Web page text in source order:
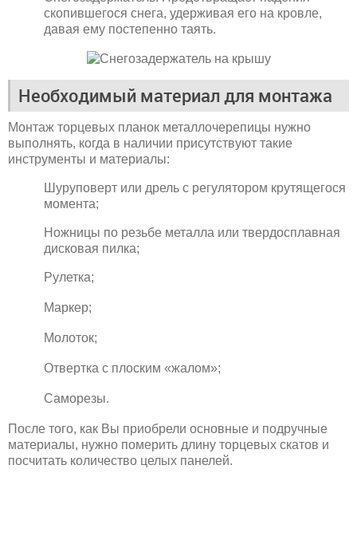
скопившегося снега, удерживая его на кровле,
давая ему постепенно таять.
Необходимый материал для монтажа
Монтаж торцевых планок металлочерепицы нужно
выполнять, когда в наличии присутствуют такие
инструменты и материалы:
Шуруповерт или дрель с регулятором крутящегося
момента;
Ножницы по резьбе металла или твердосплавная
дисковая пилка;
Рулетка;
Маркер;
Молоток;
Отвертка с плоским «жалом»;
Саморезы.
После того, как Вы приобрели основные и подручные
материалы, нужно померить длину торцевых скатов и
посчитать количество целых панелей.